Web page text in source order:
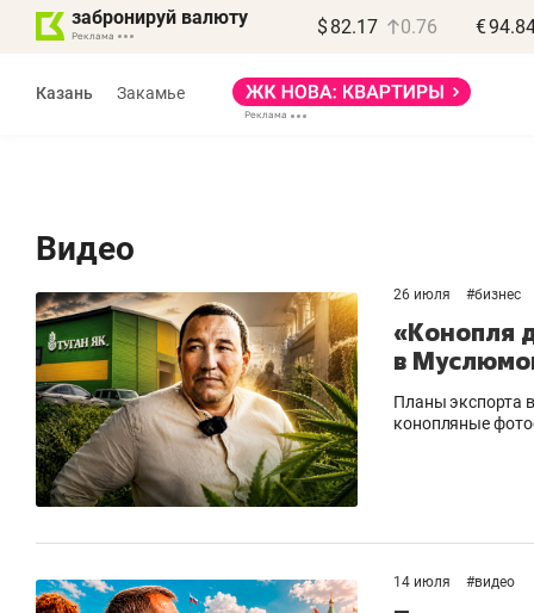
забронируй валюту $ 82.17 0.76 €
Казань Закамье
Видео
26 июля #бизнес
«Конопля
в
Планы экспорта
конопляные
14 июля #видео
Василь Мазитов
МАРТ
«Не зная местных
правил, бизнес может
потерять минимум
полгода»
чем интересен Оман?